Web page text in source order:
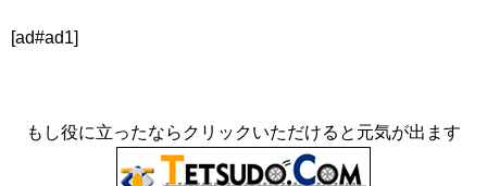
[ad#ad1]
もし役に立ったならクリックいただけると元気が出ます